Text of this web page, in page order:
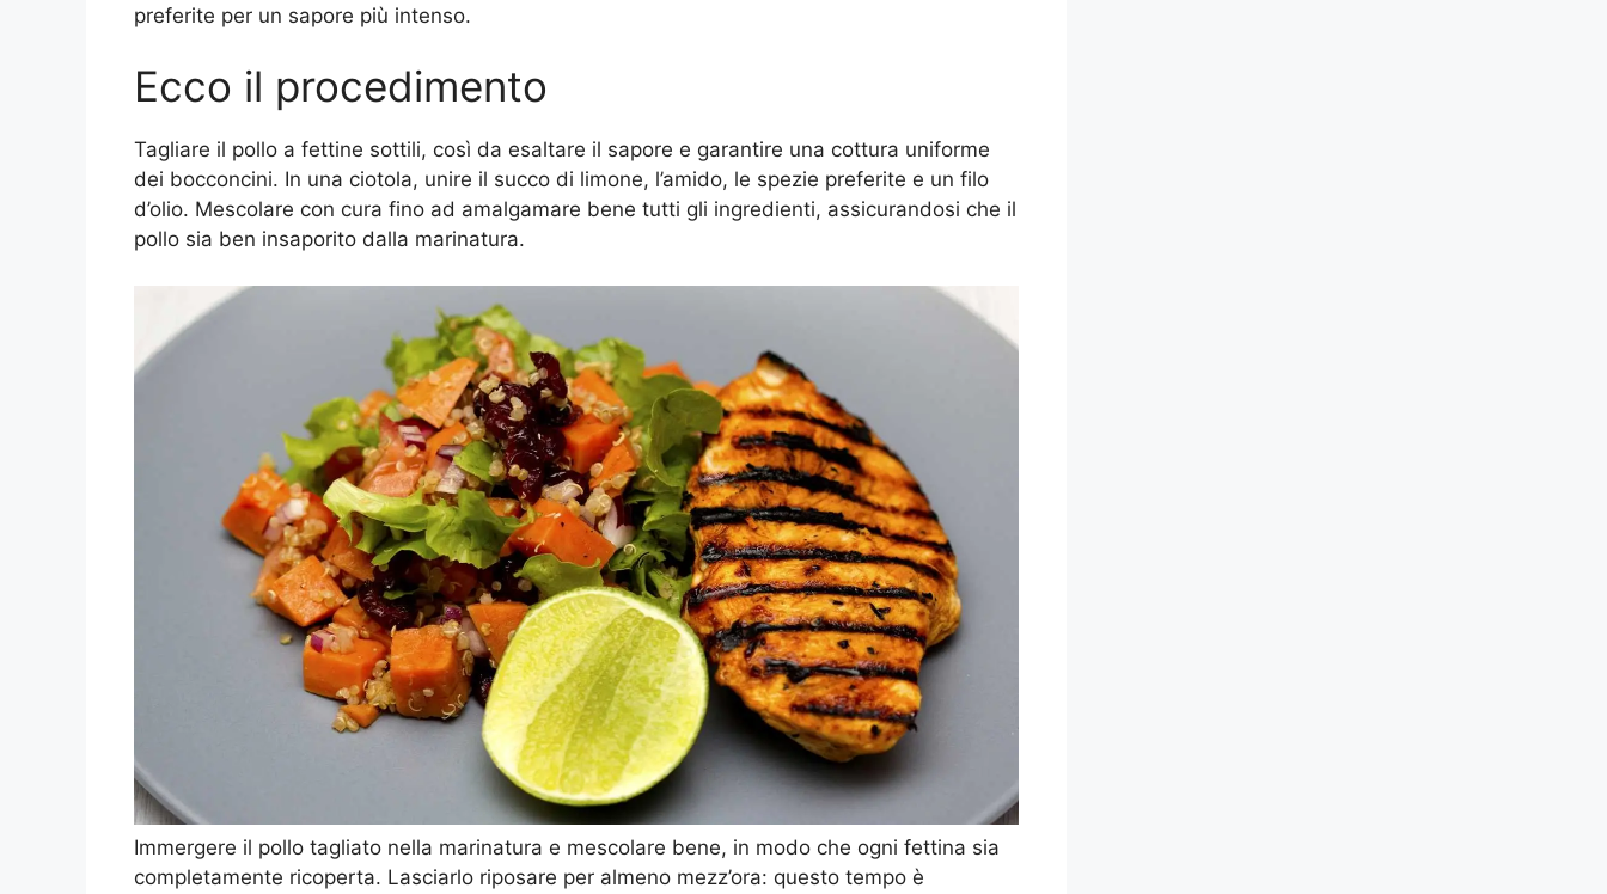
preferite per un sapore più intenso.
Ecco il procedimento
Tagliare il pollo a fettine sottili, così da esaltare il sapore e garantire una cottura uniforme
dei bocconcini. In una ciotola, unire il succo di limone, l’amido, le spezie preferite e un filo
d’olio. Mescolare con cura fino ad amalgamare bene tutti gli ingredienti, assicurandosi che il
pollo sia ben insaporito dalla marinatura.
Immergere il pollo tagliato nella marinatura e mescolare bene, in modo che ogni fettina sia
completamente ricoperta. Lasciarlo riposare per almeno mezz’ora: questo tempo è